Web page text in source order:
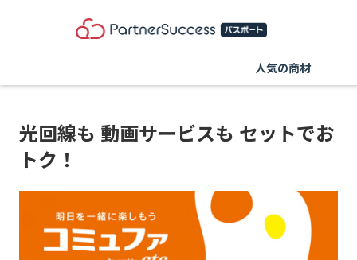
光回線も 動画サービスも セットでお
トク！
人気の商材